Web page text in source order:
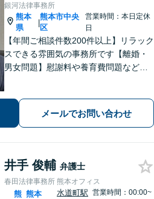
銀河法律事務所
熊本
県
|
熊本市中央
区
営業時間：本日定休
日
【年間ご相談件数200件以上】リラック
スできる雰囲気の事務所です【離婚・
男女問題】慰謝料や養育費問題など
務・過払い金】債務問題にスピーディ
に対応。過払い金も多額の回収実績
メールでお問い合わせ
井手 俊輔 弁護士
春田法律事務所 熊本オフィス
熊 熊本
水道町駅 営業時間：00:00~